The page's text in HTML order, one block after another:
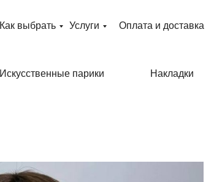
Оплата и доставка
Как выбрать Услуги
Искусственные парики Накладки